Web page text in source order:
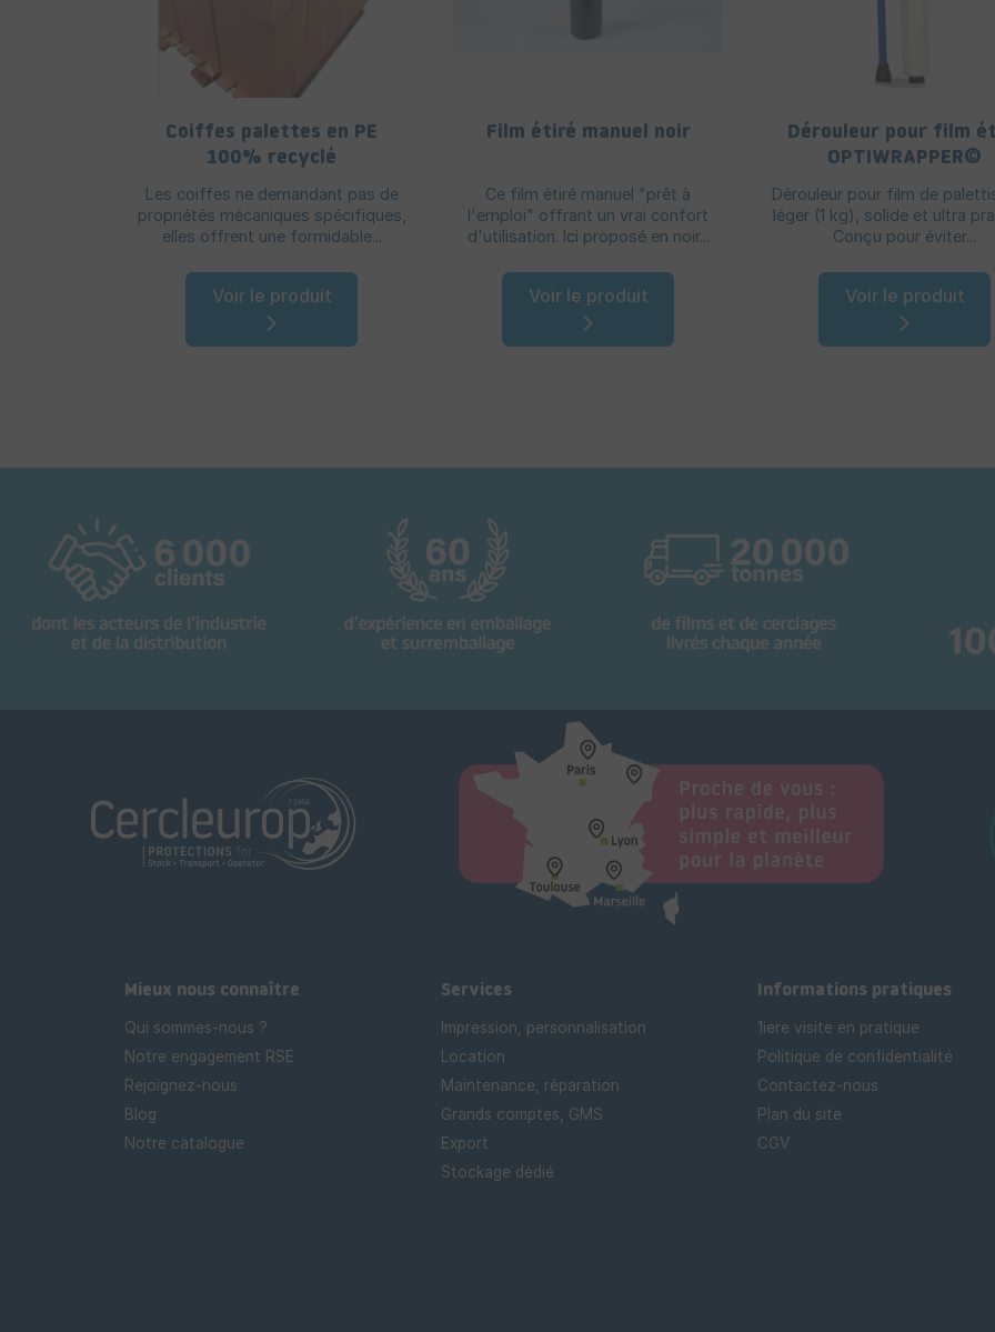
Coiffes palettes en PE
100% recyclé
Les coiffes ne demandant pas de
propriétés mécaniques spécifiques,
elles offrent une formidable...
Voir le produit
Film étiré manuel noir
Ce film étiré manuel "prêt à
l'emploi" offrant un vrai confort
d'utilisation. Ici proposé en noir...
Voir le produit
Dérouleur pour film
OPTIWRAPPER©
Dérouleur pour film de
léger (1 kg), solide et ultra
Conçu pour éviter...
Voir le produit
Mieux nous connaître
Qui sommes-nous ?
Notre engagement RSE
Rejoignez-nous
Blog
Notre catalogue
Services
Impression, personnalisation
Location
Maintenance, réparation
Grands comptes, GMS
Export
Stockage dédié
Informations pratiques
1iere visite en pratique
Politique de confidentialité
Contactez-nous
Plan du site
CGV